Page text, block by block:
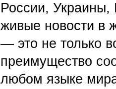
России,
живые новости в
— это не только
преимущество
любом языке